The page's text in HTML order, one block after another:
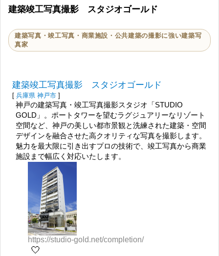
建築竣工写真撮影 スタジオゴールド
建築写真・竣工写真・商業施設・公共建築の撮影に強い建築写
真家
建築竣工写真撮影 スタジオゴールド
[ 兵庫県 神戸市 ]
神戸の建築写真・竣工写真撮影スタジオ「STUDIO
GOLD」。ポートタワーを望むラグジュアリーなリゾート
空間など、神戸の美しい都市景観と洗練された建築・空間
デザインを融合させた高クオリティな写真を撮影します。
魅力を最大限に引き出すプロの技術で、竣工写真から商業
施設まで幅広く対応いたします。
https://studio-gold.net/completion/
🤍